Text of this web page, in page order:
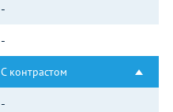
-
-
С контрастом
-